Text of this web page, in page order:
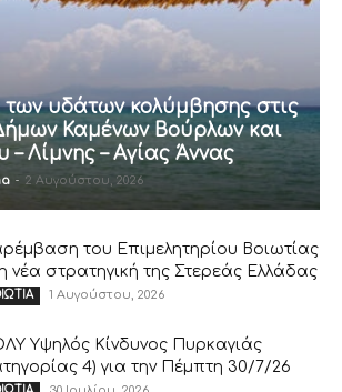
υδάτων κολύμβησης στις
Καμένων Βούρλων και
– Λίμνης – Αγίας Άννας
- 2 Αυγούστου, 2026
του Επιμελητηρίου Βοιωτίας
νέα στρατηγική της Στερεάς Ελλάδας
1 Αυγούστου, 2026
Υψηλός Κίνδυνος Πυρκαγιάς
4) για την Πέμπτη 30/7/26